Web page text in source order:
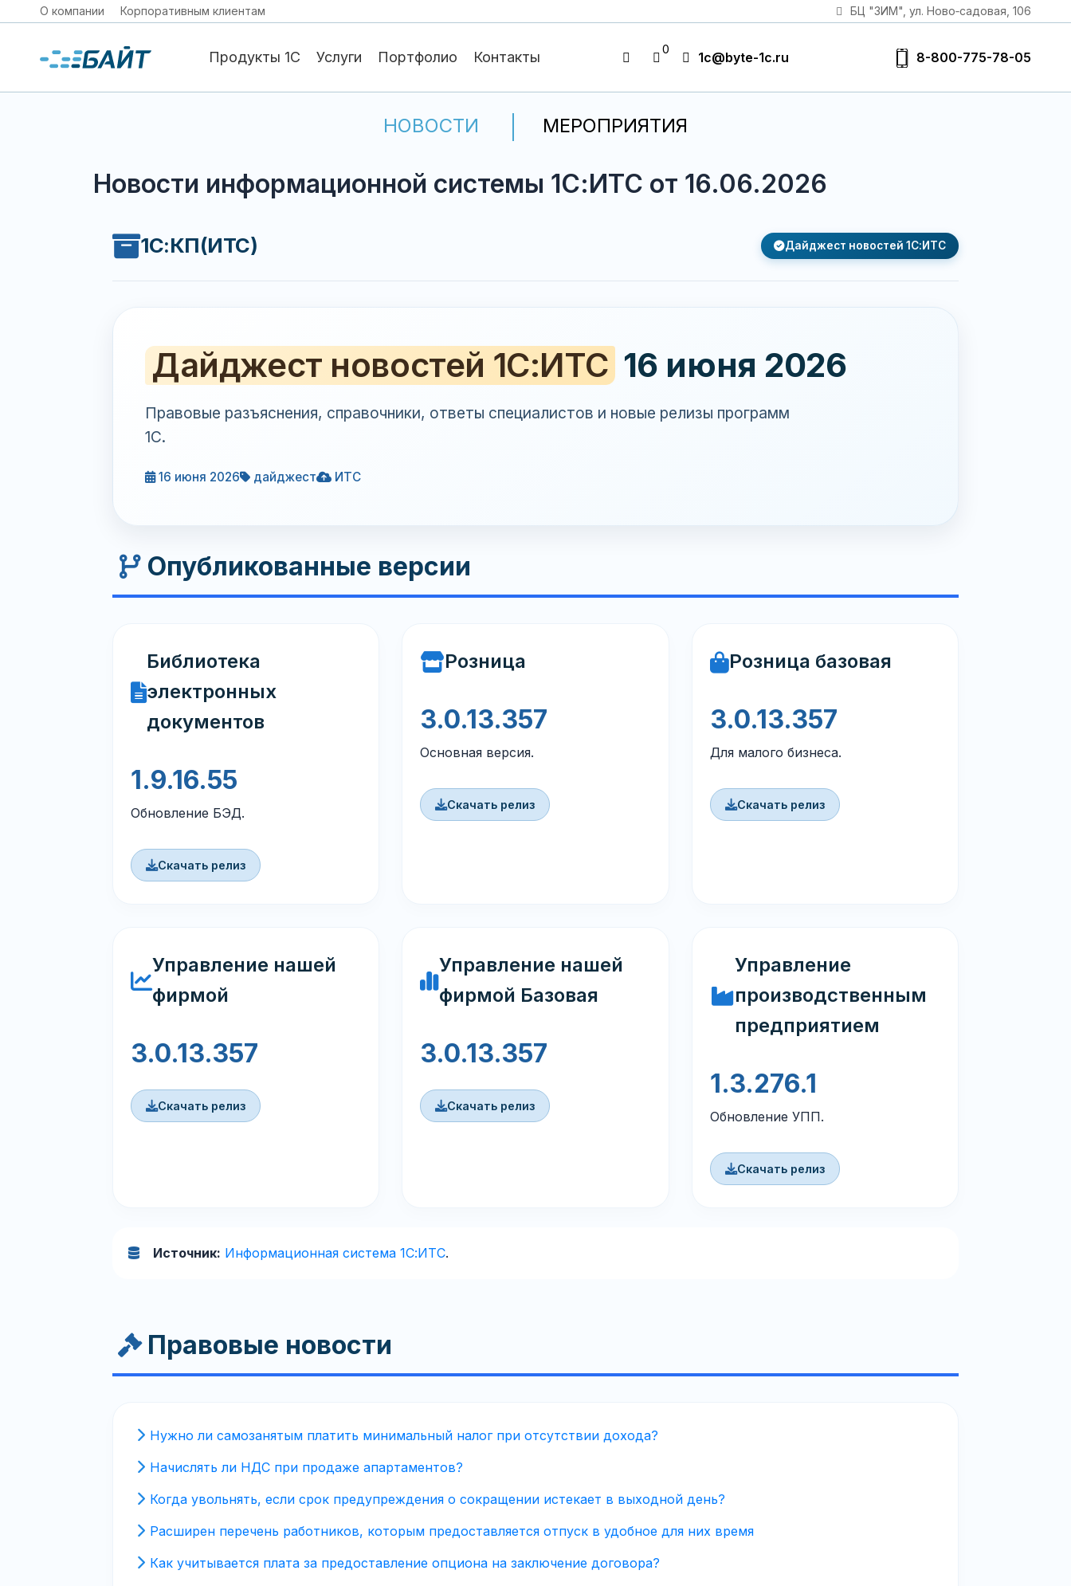
О компании Корпоративным клиентам БЦ "ЗИМ", ул. Ново‑садовая, 106
Продукты 1С Услуги Портфолио Контакты 0
1c@byte-1c.ru 8-800-775-78-05
НОВОСТИ МЕРОПРИЯТИЯ
Новости информационной системы 1С:ИТС от 16.06.2026
1С:КП(ИТС) Дайджест новостей 1С:ИТС
Дайджест новостей 1С:ИТС 16 июня 2026
Правовые разъяснения, справочники, ответы специалистов и новые релизы программ
1С.
16 июня 2026 дайджест ИТС
Опубликованные версии
Библиотека
электронных
документов
1.9.16.55
Обновление БЭД.
Скачать релиз
Розница
3.0.13.357
Основная версия.
Скачать релиз
Розница базовая
3.0.13.357
Для малого бизнеса.
Скачать релиз
Управление нашей
фирмой
3.0.13.357
Скачать релиз
Управление нашей
фирмой Базовая
3.0.13.357
Скачать релиз
Управление
производственным
предприятием
1.3.276.1
Обновление УПП.
Скачать релиз
Источник: Информационная система 1С:ИТС.
Правовые новости
Нужно ли самозанятым платить минимальный налог при отсутствии дохода?
Начислять ли НДС при продаже апартаментов?
Когда увольнять, если срок предупреждения о сокращении истекает в выходной день?
Расширен перечень работников, которым предоставляется отпуск в удобное для них время
Как учитывается плата за предоставление опциона на заключение договора?